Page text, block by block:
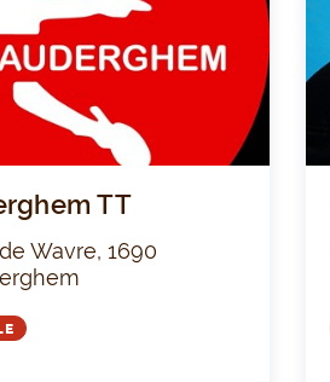
TT
Wavre, 1690